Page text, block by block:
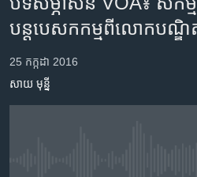
ទំព័រ​
ម្តង
រំលង​
ហេឡូវីអូអេ
កម្ពុជាច្នៃប្រតិដ្ឋ
បន្ត​បេសកកម្ម​ពី​លោក​បណ្
25 កក្កដា 2016
សាយ មុន្នី